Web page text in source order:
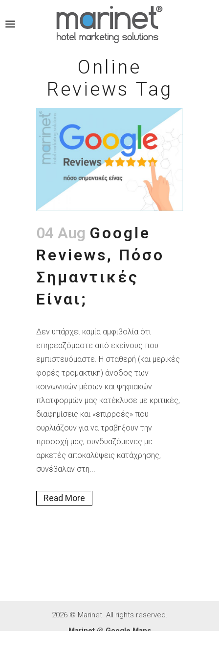
Online
Reviews Tag
04 Aug Google
Reviews, Πόσο
Σημαντικές
Είναι;
Δεν υπάρχει καμία αμφιβολία ότι
επηρεαζόμαστε από εκείνους που
εμπιστευόμαστε. Η σταθερή (και μερικές
φορές τρομακτική) άνοδος των
κοινωνικών μέσων και ψηφιακών
πλατφορμών μας κατέκλυσε με κριτικές,
διαφημίσεις και «επιρροές» που
ουρλιάζουν για να τραβήξουν την
προσοχή μας, συνδυαζόμενες με
αρκετές αποκαλύψεις κατάχρησης,
συνέβαλαν στη...
Read More
2026 © Marinet. All rights reserved.
Marinet @ Google Maps